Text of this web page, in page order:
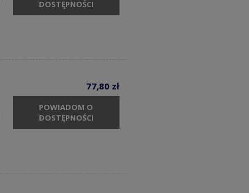
DOSTĘPNOŚCI
77,80 zł
POWIADOM O
DOSTĘPNOŚCI